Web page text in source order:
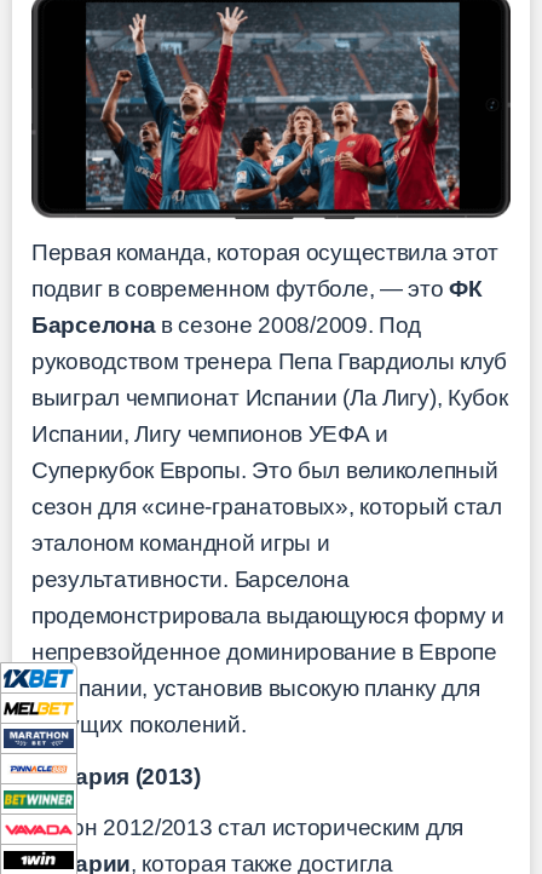
Первая команда, которая осуществила этот
подвиг в современном футболе, — этоФК
Барселонав сезоне 2008/2009. Под
руководством тренера Пепа Гвардиолы клуб
выиграл чемпионат Испании (Ла Лигу), Кубок
Испании, Лигу чемпионов УЕФА и
Суперкубок Европы. Это был великолепный
сезон для «сине-гранатовых», который стал
эталоном командной игры и
результативности. Барселона
продемонстрировала выдающуюся форму и
непревзойденное доминирование в Европе
и Испании, установив высокую планку для
будущих поколений.
Бавария (2013)
Сезон 2012/2013 стал историческим для
Баварии, которая также достигла